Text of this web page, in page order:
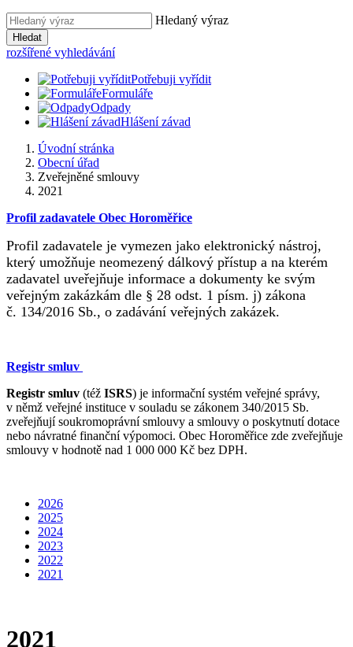
Hledaný výraz
Hledat
rozšířené vyhledávání
Potřebuji vyřídit
Formuláře
Odpady
Hlášení závad
Úvodní stránka
Obecní úřad
Zveřejněné smlouvy
2021
Profil zadavatele Obec Horoměřice
Profil zadavatele je vymezen jako elektronický nástroj,
který umožňuje neomezený dálkový přístup a na kterém
zadavatel uveřejňuje informace a dokumenty ke svým
veřejným zakázkám dle § 28 odst. 1 písm. j) zákona
č. 134/2016 Sb., o zadávání veřejných zakázek.
Registr smluv
Registr smluv (též ISRS) je informační systém veřejné správy,
v němž veřejné instituce v souladu se zákonem 340/2015 Sb.
zveřejňují soukromoprávní smlouvy a smlouvy o poskytnutí dotace
nebo návratné finanční výpomoci. Obec Horoměřice zde zveřejňuje
smlouvy v hodnotě nad 1 000 000 Kč bez DPH.
2026
2025
2024
2023
2022
2021
2021